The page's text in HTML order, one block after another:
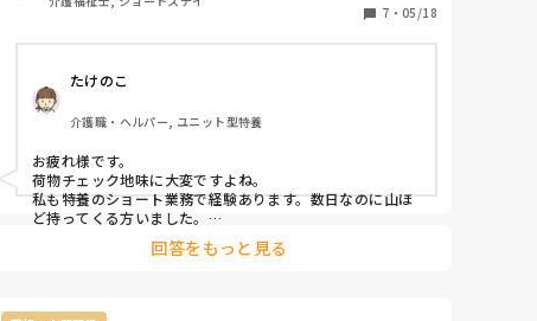
れるから適当でいいや」って「ウチに帰れるわけねーよ、
7 ・ 05/18
たけのこ
介護職・ヘルパー, ユニット型特養
お疲れ様です。
荷物チェック地味に大変ですよね。
私も特養のショート業務で経験あります。数日なのに山ほ
ど持ってくる方いました。
全部写真に撮りますが、数日間に必要な物のみ居室に置
き、明らかに使わない物はスタッフルームで預かってまし
マスクも預かりでした。衛生上枚数を数えず1箱としてま
回答をもっと見る